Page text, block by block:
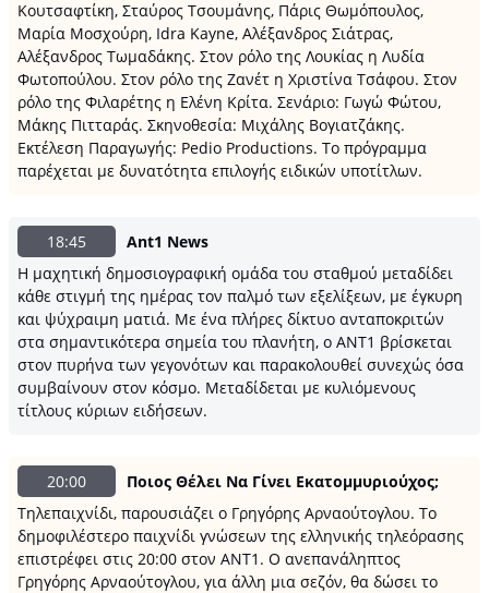
Κουτσαφτίκη, Σταύρος Τσουμάνης, Πάρις Θωμόπουλος,
Μαρία Μοσχούρη, Idra Kayne, Αλέξανδρος Σιάτρας,
Αλέξανδρος Τωμαδάκης. Στον ρόλο της Λουκίας η Λυδία
Φωτοπούλου. Στον ρόλο της Ζανέτ η Χριστίνα Τσάφου. Στον
ρόλο της Φιλαρέτης η Ελένη Κρίτα. Σενάριο: Γωγώ Φώτου,
Μάκης Πιτταράς. Σκηνοθεσία: Μιχάλης Βογιατζάκης.
Εκτέλεση Παραγωγής: Pedio Productions. Το πρόγραμμα
παρέχεται με δυνατότητα επιλογής ειδικών υποτίτλων.
18:45
Ant1 News
Η μαχητική δημοσιογραφική ομάδα του σταθμού μεταδίδει
κάθε στιγμή της ημέρας τον παλμό των εξελίξεων, με έγκυρη
και ψύχραιμη ματιά. Με ένα πλήρες δίκτυο ανταποκριτών
στα σημαντικότερα σημεία του πλανήτη, ο ΑΝΤ1 βρίσκεται
στον πυρήνα των γεγονότων και παρακολουθεί συνεχώς όσα
συμβαίνουν στον κόσμο. Μεταδίδεται με κυλιόμενους
τίτλους κύριων ειδήσεων.
20:00
Ποιος Θέλει Να Γίνει Εκατομμυριούχος;
Τηλεπαιχνίδι, παρουσιάζει ο Γρηγόρης Αρναούτογλου. To
δημοφιλέστερο παιχνίδι γνώσεων της ελληνικής τηλεόρασης
επιστρέφει στις 20:00 στον ΑΝΤ1. Ο ανεπανάληπτος
Γρηγόρης Αρναούτογλου, για άλλη μια σεζόν, θα δώσει το